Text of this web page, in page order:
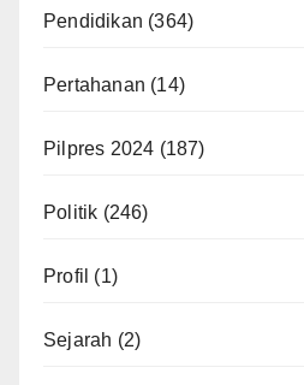
Pendidikan (364)
Pertahanan (14)
Pilpres 2024 (187)
Politik (246)
Profil (1)
Sejarah (2)